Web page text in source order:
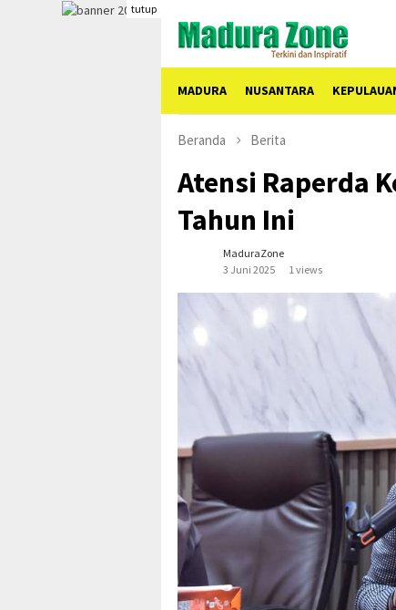
content
tutup
MADURA NUSANTARA
Beranda Berita
Atensi Raperda
Tahun Ini
MaduraZone
3 Juni 2025
1 views